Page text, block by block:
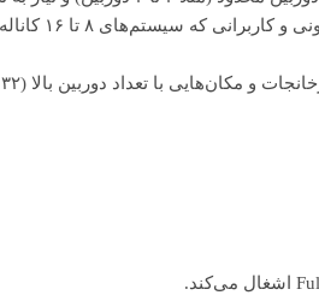
محبوب‌ترین